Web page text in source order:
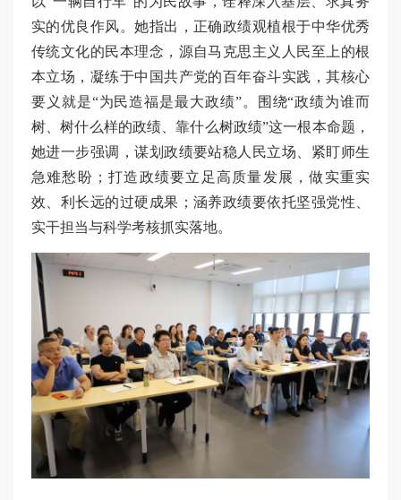
实的优良作风。她指出，正确政绩观植根于中华优秀
传统文化的民本理念，源自马克思主义人民至上的根
本立场，凝练于中国共产党的百年奋斗实践，其核心
要义就是“为民造福是最大政绩”。围绕“政绩为谁而
树、树什么样的政绩、靠什么树政绩”这一根本命题，
她进一步强调，谋划政绩要站稳人民立场、紧盯师生
急难愁盼；打造政绩要立足高质量发展，做实重实
效、利长远的过硬成果；涵养政绩要依托坚强党性、
实干担当与科学考核抓实落地。